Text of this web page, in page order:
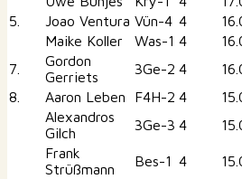
5.
Joao Ventura Vün-4 4
Maike Koller
Was-1 4
7.
Gordon
Gerriets
3Ge-2 4
8.
Aaron Leben F4H-2 4
Alexandros
Gilch
3Ge-3 4
Frank
Strüßmann
Bes-1 4